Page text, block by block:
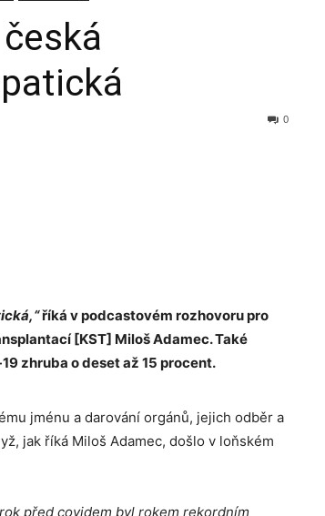
0
říká v podcastovém rozhovoru pro
[KST] Miloš Adamec. Také
zhruba o deset až 15 procent.
jménu a darování orgánů, jejich odběr a
jak říká Miloš Adamec, došlo v loňském
před covidem byl rokem rekordním